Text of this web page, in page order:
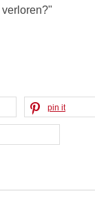
pin it